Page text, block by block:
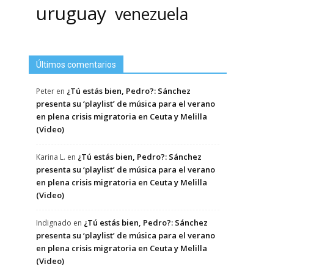
uruguay venezuela
Últimos comentarios
Peter en ¿Tú estás bien, Pedro?: Sánchez
presenta su ‘playlist’ de música para el verano
en plena crisis migratoria en Ceuta y Melilla
(Video)
Karina L. en ¿Tú estás bien, Pedro?: Sánchez
presenta su ‘playlist’ de música para el verano
en plena crisis migratoria en Ceuta y Melilla
(Video)
Indignado en ¿Tú estás bien, Pedro?: Sánchez
presenta su ‘playlist’ de música para el verano
en plena crisis migratoria en Ceuta y Melilla
(Video)